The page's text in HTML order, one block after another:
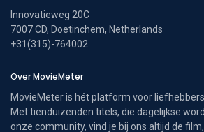
Innovatieweg 20C
7007 CD, Doetinchem, Netherlands
+31(315)-764002
Over MovieMeter
MovieMeter is hét platform voor
Met tienduizenden titels, die dagelijkse
onze community, vind je bij ons altijd de